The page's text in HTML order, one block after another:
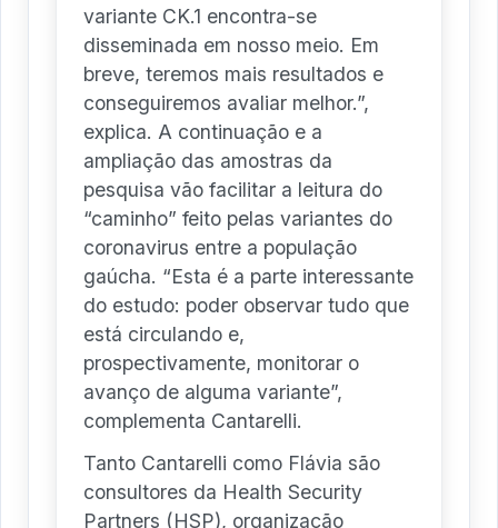
variante CK.1 encontra-se
disseminada em nosso meio. Em
breve, teremos mais resultados e
conseguiremos avaliar melhor.”,
explica. A continuação e a
ampliação das amostras da
pesquisa vão facilitar a leitura do
“caminho” feito pelas variantes do
coronavirus entre a população
gaúcha. “Esta é a parte interessante
do estudo: poder observar tudo que
está circulando e,
prospectivamente, monitorar o
avanço de alguma variante”,
complementa Cantarelli.
Tanto Cantarelli como Flávia são
consultores da Health Security
Partners (HSP), organização